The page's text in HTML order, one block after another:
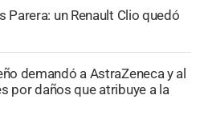
Parera: un Renault Clio quedó
demandó a AstraZeneca y al
por daños que atribuye a la